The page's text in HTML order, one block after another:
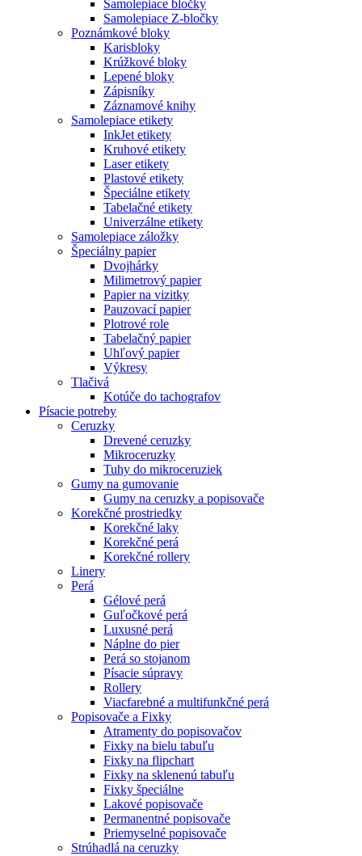
Samolepiace bločky
Samolepiace Z-bločky
Poznámkové bloky
Karisbloky
Krúžkové bloky
Lepené bloky
Zápisníky
Záznamové knihy
Samolepiace etikety
InkJet etikety
Kruhové etikety
Laser etikety
Plastové etikety
Špeciálne etikety
Tabelačné etikety
Univerzálne etikety
Samolepiace záložky
Špeciálny papier
Dvojhárky
Milimetrový papier
Papier na vizitky
Pauzovací papier
Plotrové role
Tabelačný papier
Uhľový papier
Výkresy
Tlačivá
Kotúče do tachografov
Písacie potreby
Ceruzky
Drevené ceruzky
Mikroceruzky
Tuhy do mikroceruziek
Gumy na gumovanie
Gumy na ceruzky a popisovače
Korekčné prostriedky
Korekčné laky
Korekčné perá
Korekčné rollery
Linery
Perá
Gélové perá
Guľočkové perá
Luxusné perá
Náplne do pier
Perá so stojanom
Písacie súpravy
Rollery
Viacfarebné a multifunkčné perá
Popisovače a Fixky
Atramenty do popisovačov
Fixky na bielu tabuľu
Fixky na flipchart
Fixky na sklenenú tabuľu
Fixky špeciálne
Lakové popisovače
Permanentné popisovače
Priemyselné popisovače
Strúhadlá na ceruzky